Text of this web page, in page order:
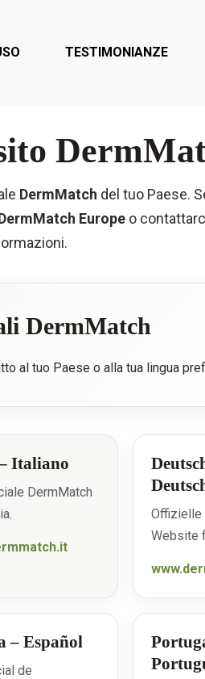
TESTIMONIANZE
DermMatch del tuo Paese.
Europe o
DermMatch
al tuo Paese o alla tua lingua
Italiano
DermMatch
Offizielle
Website
– Español
de